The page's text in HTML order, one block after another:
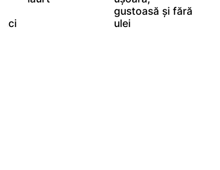
gustoasă și fără
ulei